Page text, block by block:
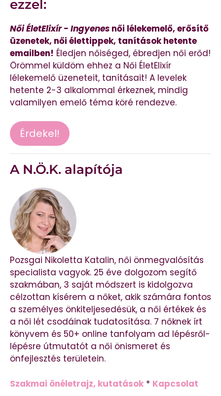
ezzel:
Női ÉletElixír - Ingyenes női lélekemelő, erősítő
üzenetek, női élettippek, tanítások hetente
emailben! Éledjen nőiséged, ébredjen női erőd!
Örömmel küldöm ehhez a Női ÉletElixír
lélekemelő üzeneteit, tanításait! A levelek
hetente 2-3 alkalommal érkeznek, mindig
valamilyen emelő téma köré rendezve.
Érdekel!
A N.Ö.K. alapítója
Pozsgai Nikoletta Katalin, női önmegvalósítás
specialista vagyok. 25 éve dolgozom segítő
szakmában, 3 saját módszert is kidolgozva
célzottan kísérem a nőket, akik számára fontos
a személyes önkiteljesedésük, a női értékek és
a női lét csodáinak tudatosítása. 7 nőknek írt
könyvem és 50+ online tanfolyam ad lépésről-
lépésre útmutatót a női önismeret és
önfejlesztés területein.
Szakmai önéletrajz, kutatások * Kapcsolat